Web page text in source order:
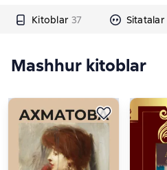
Kitoblar 37 Sitatalar
Mashhur kitoblar